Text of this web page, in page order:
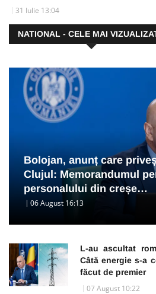
31 Iulie 13:04
NATIONAL - CELE MAI
Bolojan, anunț care
Clujul: Memorandumul
personalului din creșe…
06 August 16:13
L-au ascultat
Câtă energie s-a
făcut de premier
07 August 10:22